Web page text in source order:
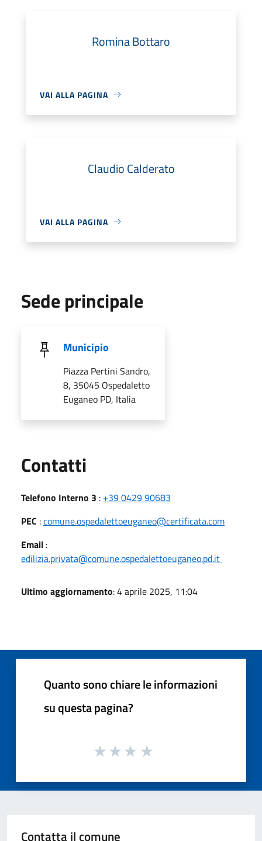
Romina Bottaro
VAI ALLA PAGINA
Claudio Calderato
VAI ALLA PAGINA
Sede principale
Municipio
Piazza Pertini Sandro,
8, 35045 Ospedaletto
Euganeo PD, Italia
Contatti
Telefono Interno 3 : +39 0429 90683
PEC :comune.ospedalettoeuganeo@certificata.com
Email :
edilizia.privata@comune.ospedalettoeuganeo.pd.it
Ultimo aggiornamento: 4 aprile 2025, 11:04
Quanto sono chiare le informazioni
su questa pagina?
Contatta il comune